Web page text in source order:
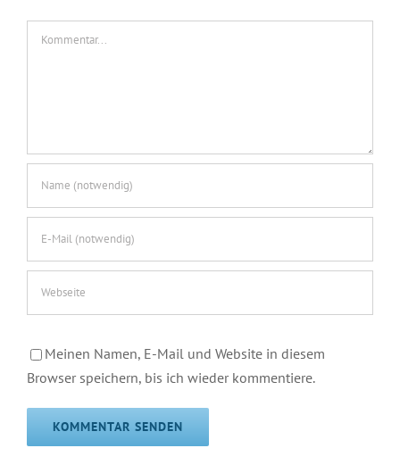
Meinen Namen, E-Mail und Website in diesem
Browser speichern, bis ich wieder kommentiere.